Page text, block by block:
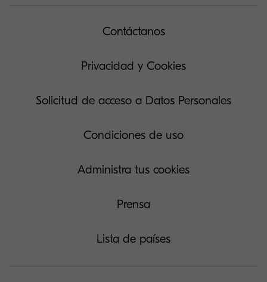
Contáctanos
Privacidad y Cookies
Solicitud de acceso a Datos Personales
Condiciones de uso
Administra tus cookies
Prensa
Lista de países